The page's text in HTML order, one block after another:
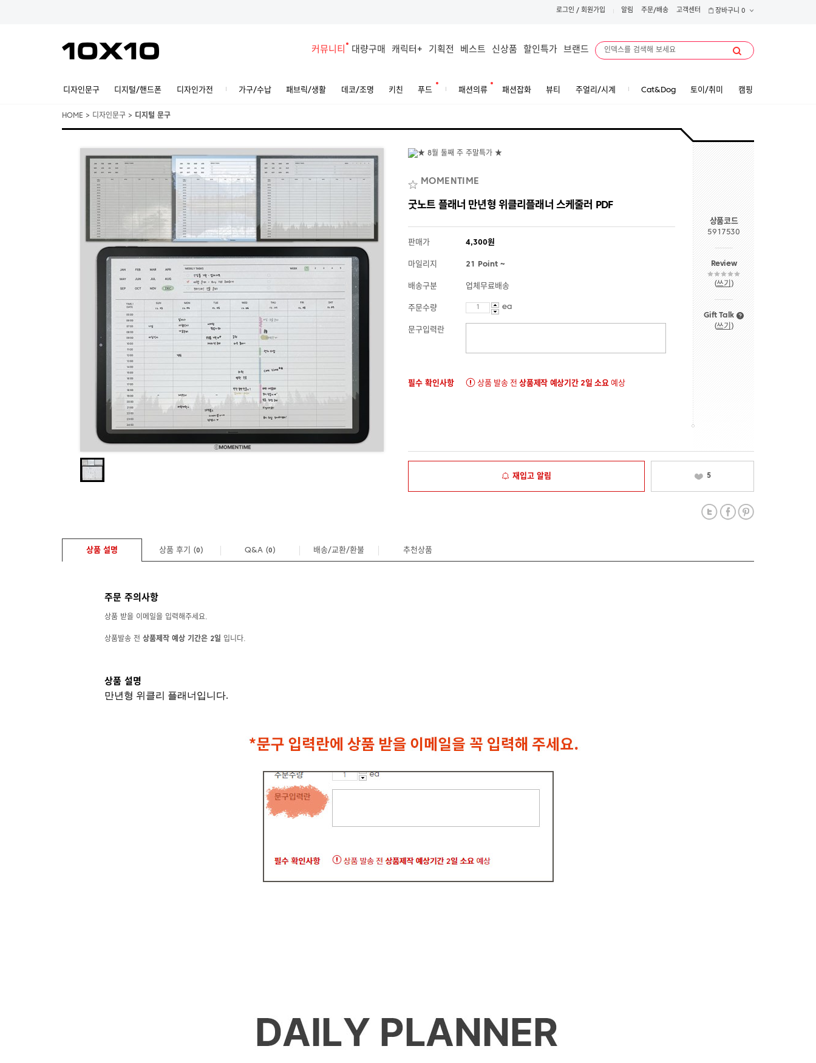
로그인 / 회원가입 알림 주문/배송 고객센터 장바구니 0
커뮤니티 대량구매 캐릭터+ 기획전 베스트 신상품 할인특가 브랜드
디자인문구 디지털/핸드폰 디자인가전 가구/수납 패브릭/생활 데코/조명 키친 푸드 패션의류 패션잡화 뷰티 주얼리/시계 Cat&Dog 토이/취미 캠핑
HOME > 디자인문구 > 디지털 문구
MOMENTIME
굿노트 플래너 만년형 위클리플래너 스케줄러 PDF
판매가 4,300원
마일리지 21 Point ~
배송구분 업체무료배송
주문수량 ea
문구입력란
필수 확인사항 상품 발송 전상품제작 예상기간 2일 소요예상
상품코드
5917530
Review
(쓰기 )
Gift Talk
(쓰기 )
재입고 알림 5
상품 설명 상품 후기 (0) Q&A (0) 배송/교환/환불 추천상품
주문 주의사항
상품 받을 이메일을 입력해주세요.
상품발송 전 상품제작 예상 기간은 2일 입니다.
상품 설명